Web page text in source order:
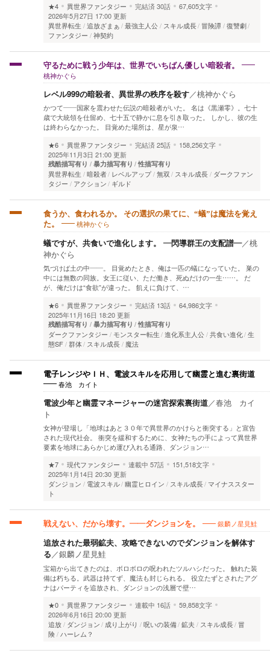
★4
異世界ファンタジー 完結済30話
67,605文字
2026年5月27日 17:00 更新
異世界転生
追放ざまぁ 最強主人公 スキル成長 冒険譚 復讐劇
ファンタジー
神契約
守るために戦う少年は、世界でいちばん優しい暗殺者。
桃神かぐら
レベル999の暗殺者、異世界の秩序を殺す／桃神かぐら
かつて――国家を震わせた伝説の暗殺者がいた。 名は《黒瀬零》。七十
歳で大統領を仕留め、七十五で静かに息を引き取った。 しかし、彼の生
は終わらなかった。 目覚めた場所は、星が泉…
★6
異世界ファンタジー 完結済25話
158,256文字
2025年11月3日 21:00 更新
残酷描写有り 暴力描写有り 性描写有り
異世界転生 暗殺者 レベルアップ 無双 スキル成長
ダークファン
タジー
アクション ギルド
食うか、食われるか。 その選択の果てに、“蟻”は魔法を覚え
た。
桃神かぐら
蟻ですが、共食いで進化します。 ―閃導群王の支配譜―／桃
神かぐら
気づけば土の中――。 目覚めたとき、俺は一匹の蟻になっていた。 巣の
中には無数の同族。女王に従い、ただ働き、死ぬだけの一生……。 だ
が、俺だけは“食欲”が違った。 飢えに負けて、…
★6
異世界ファンタジー 完結済 13話
64,986文字
2025年11月16日 18:20 更新
残酷描写有り 暴力描写有り 性描写有り
ダークファンタジー モンスター転生 進化系主人公 共食い進化 生
態SF 群体 スキル成長 魔法
電子レンジやＩＨ、電波スキルを応用して幽霊と進む裏街道
春池 カイト
電波少年と幽霊マネージャーの迷宮探索裏街道／春池 カイ
ト
女神が登場し「地球はあと３０年で異世界のかけらと衝突する」と宣告
された現代社会。 衝突を緩和するために、女神たちの手によって異世界
要素を地球にあらかじめ運び入れる通路、ダンジョン…
★7
現代ファンタジー 連載中 57話
151,518文字
2025年1月14日 20:30 更新
ダンジョン
電波スキル 幽霊ヒロイン スキル成長 マイナススター
ト
戦えない、だから壊す。――ダンジョンを。 銀麟ノ星見鮭
追放された最弱鉱夫、攻略できないのでダンジョンを解体す
る／銀麟ノ星見鮭
宝箱から出てきたのは、ボロボロの呪われたツルハシだった。 触れた装
備は朽ちる。武器は持てず、魔法も封じられる。 役立たずとされたアグ
ナはパーティを追放され、ダンジョンの浅層で壁…
★0
異世界ファンタジー 連載中 16話
59,858文字
2026年6月16日 20:00 更新
追放
ダンジョン 成り上がり 呪いの装備 鉱夫 スキル成長 冒
険 ハーレム？